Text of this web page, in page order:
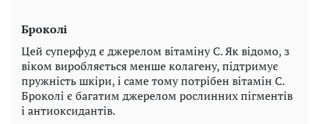
Броколі
Цей суперфуд є джерелом вітаміну С. Як відомо, з
віком виробляється менше колагену, підтримує
пружність шкіри, і саме тому потрібен вітамін С.
Броколі є багатим джерелом рослинних пігментів
і антиоксидантів.